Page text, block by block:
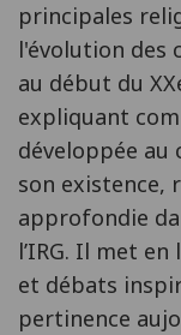
principales
l'évolution des
au début du
expliquant
développée au
son existence,
approfondie
l’IRG. Il met
et débats
pertinence